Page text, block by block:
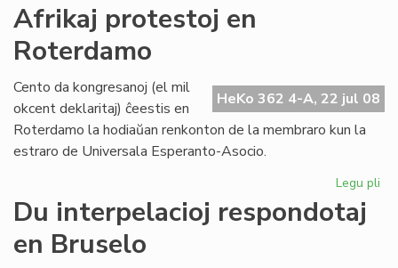
Afrikaj protestoj en
Roterdamo
HeKo 362 4-A, 22 jul 08
Cento da kongresanoj (el mil
okcent deklaritaj) ĉeestis en
Roterdamo la hodiaŭan renkonton de la membraro kun la
estraro de Universala Esperanto-Asocio.
Legu pli
Du interpelacioj respondotaj
en Bruselo